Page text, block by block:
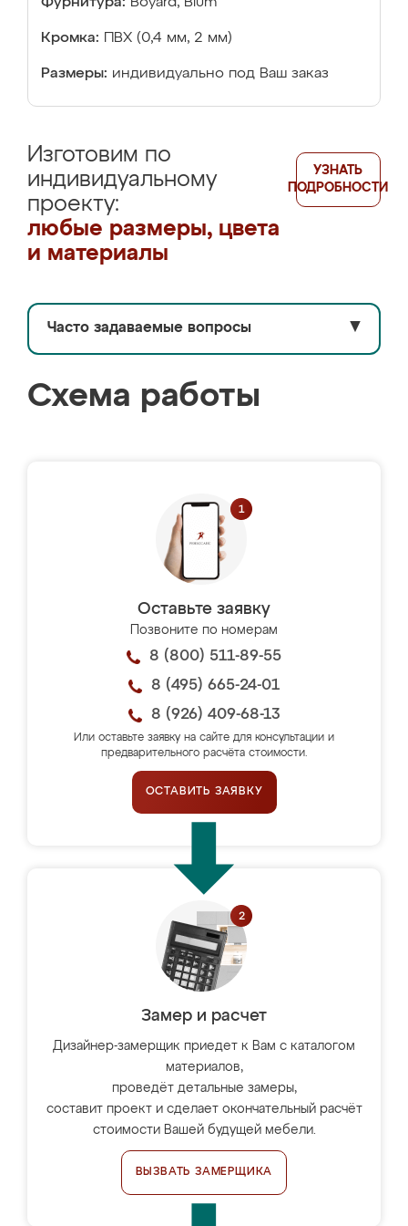
Кромка: ПВХ (0,4 мм, 2 мм)
Размеры: индивидуально под Ваш заказ
Изготовим по
индивидуальному
проекту:
любые размеры, цвета
и материалы
УЗНАТЬ
ПОДРОБНОСТИ
Часто задаваемые вопросы ▼
Схема работы
Оставьте заявку
Позвоните по номерам
8 (800) 511-89-55
8 (495) 665-24-01
8 (926) 409-68-13
Или оставьте заявку на сайте для консультации и
предварительного расчёта стоимости.
ОСТАВИТЬ ЗАЯВКУ
Замер и расчет
Дизайнер-замерщик приедет к Вам с каталогом
материалов,
проведёт детальные замеры,
составит проект и сделает окончательный расчёт
стоимости Вашей будущей мебели.
ВЫЗВАТЬ ЗАМЕРЩИКА